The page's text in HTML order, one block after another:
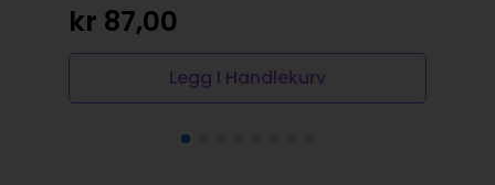
kr 87,00
Legg I Handlekurv